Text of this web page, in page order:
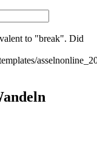
to "break". Did